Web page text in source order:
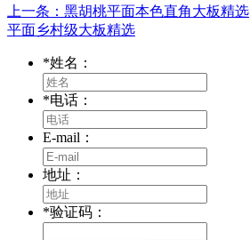
上一条：黑胡桃平面本色直角大板精选
平面乡村级大板精选
*姓名：
*电话：
E-mail：
地址：
*验证码：